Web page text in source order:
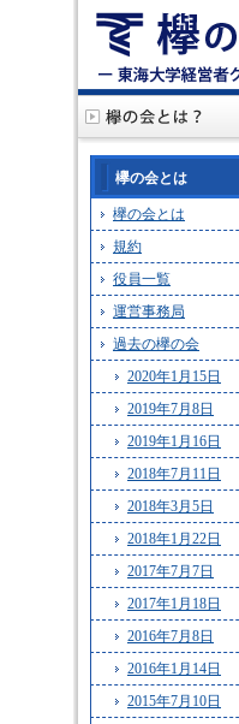
欅の会とは
欅の会とは
規約
役員一覧
運営事務局
過去の欅の会
2020年1月15日
2019年7月8日
2019年1月16日
2018年7月11日
2018年3月5日
2018年1月22日
2017年7月7日
2017年1月18日
2016年7月8日
2016年1月14日
2015年7月10日